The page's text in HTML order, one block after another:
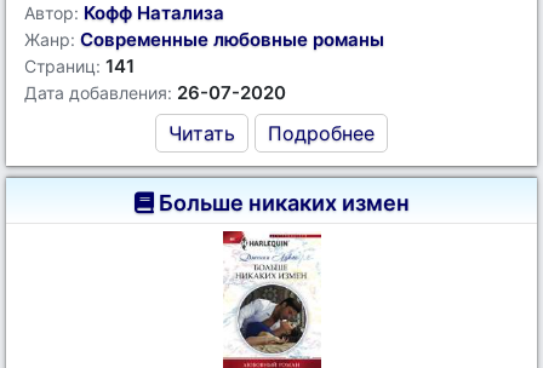
Автор: Кофф Натализа
Жанр: Современные любовные романы
Страниц: 141
Дата добавления: 26-07-2020
Читать Подробнее
Больше никаких измен